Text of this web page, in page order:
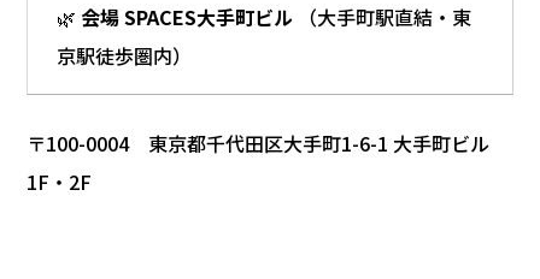
🌿 会場 SPACES大手町ビル （大手町駅直結・東
京駅徒歩圏内）
〒100-0004 東京都千代田区大手町1-6-1 大手町ビル
1F・2F